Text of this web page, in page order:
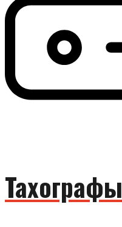
Тахографы